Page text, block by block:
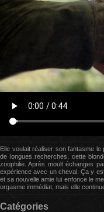
Elle voulait réaliser son fantasme le
de longues recherches, cette
zoophilie. Après moult échanges
expérience avec un cheval. Ça y
et sa nouvelle amie lui enfonce le
orgasme immédiat, mais elle
Catégories